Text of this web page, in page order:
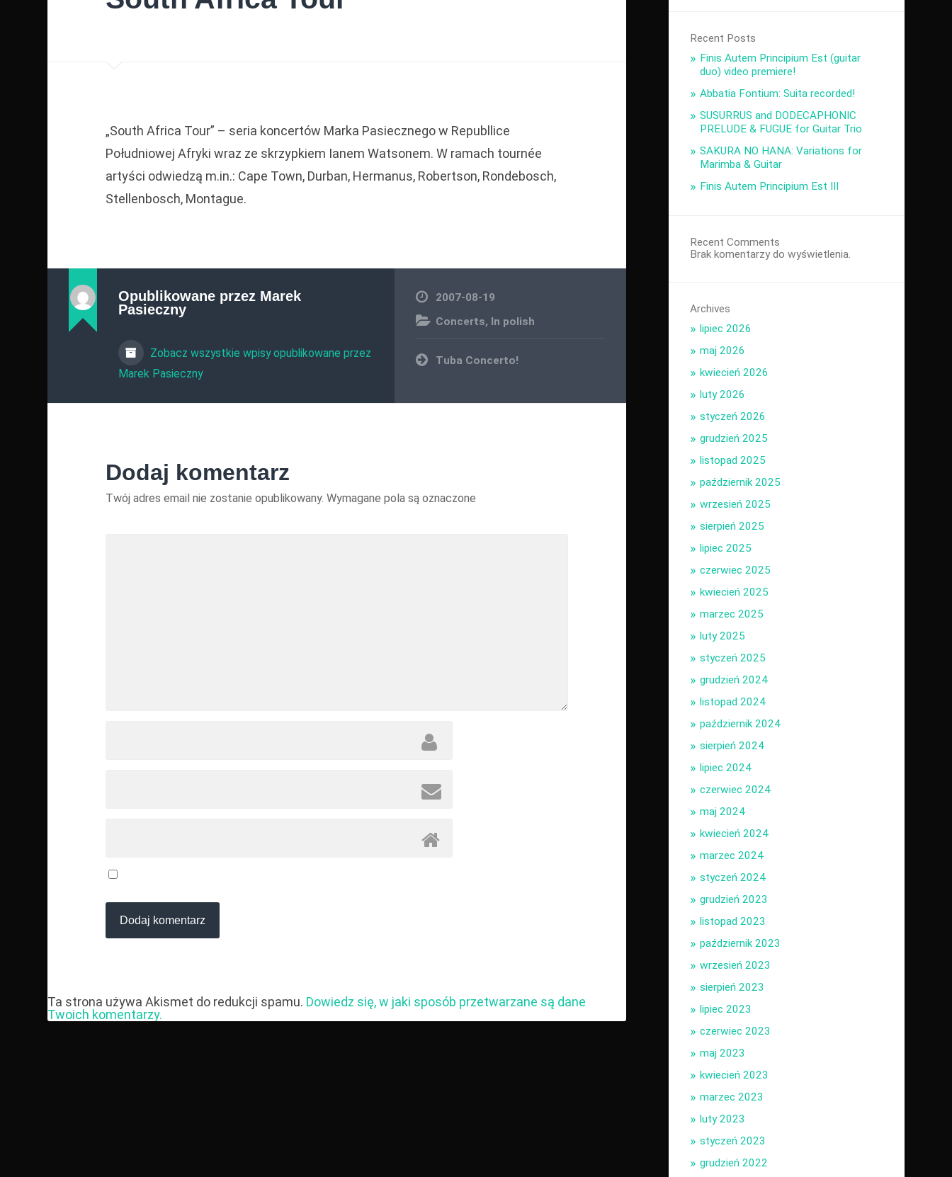
„South Africa Tour” – seria koncertów Marka Pasiecznego w Republlice
Południowej Afryki wraz ze skrzypkiem Ianem Watsonem. W ramach tournée
artyści odwiedzą m.in.: Cape Town, Durban, Hermanus, Robertson, Rondebosch,
Stellenbosch, Montague.
Opublikowane przez Marek
Pasieczny
Zobacz wszystkie wpisy opublikowane przez
Marek Pasieczny
2007-08-19
Concerts, In polish
Nawigacja
wpisu
Tuba Concerto!
Dodaj komentarz
Twój adres email nie zostanie opublikowany. Wymagane pola są oznaczone
Ta strona używa Akismet do redukcji spamu. Dowiedz się, w jaki sposób przetwarzane są dane
Twoich komentarzy.
Recent Posts
Finis Autem Principium Est (guitar
duo) video premiere!
Abbatia Fontium: Suita recorded!
SUSURRUS and DODECAPHONIC
PRELUDE & FUGUE for Guitar Trio
SAKURA NO HANA: Variations for
Marimba & Guitar
Finis Autem Principium Est III
Recent Comments
Brak komentarzy do wyświetlenia.
Archives
lipiec 2026
maj 2026
kwiecień 2026
luty 2026
styczeń 2026
grudzień 2025
listopad 2025
październik 2025
wrzesień 2025
sierpień 2025
lipiec 2025
czerwiec 2025
kwiecień 2025
marzec 2025
luty 2025
styczeń 2025
grudzień 2024
listopad 2024
październik 2024
sierpień 2024
lipiec 2024
czerwiec 2024
maj 2024
kwiecień 2024
marzec 2024
styczeń 2024
grudzień 2023
listopad 2023
październik 2023
wrzesień 2023
sierpień 2023
lipiec 2023
czerwiec 2023
maj 2023
kwiecień 2023
marzec 2023
luty 2023
styczeń 2023
grudzień 2022